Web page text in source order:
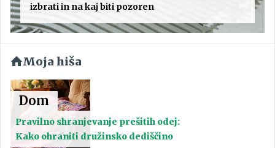
izbrati in na kaj biti pozoren
Moja hiša
Dom
Pravilno shranjevanje prešitih odej:
Kako ohraniti družinsko dediščino